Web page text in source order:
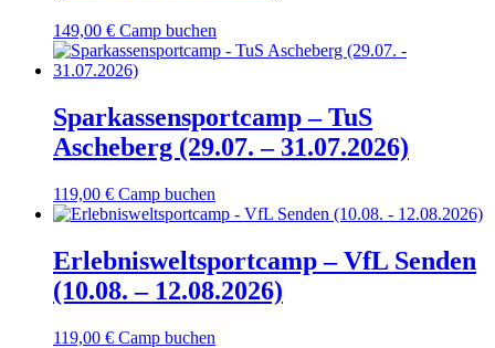
149,00 € Camp buchen
Sparkassensportcamp – TuS
Ascheberg (29.07. – 31.07.2026)
119,00 € Camp buchen
Erlebnisweltsportcamp – VfL Senden
(10.08. – 12.08.2026)
119,00 € Camp buchen